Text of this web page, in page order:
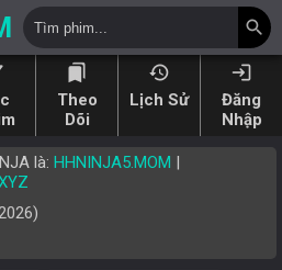
search
bookmarks
Theo
Dõi
history
Lịch Sử
login
Đăng
Nhập
là: HHNINJA5.MOM |
)